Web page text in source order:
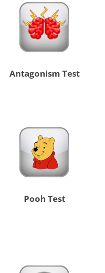
Antagonism Test
Pooh Test